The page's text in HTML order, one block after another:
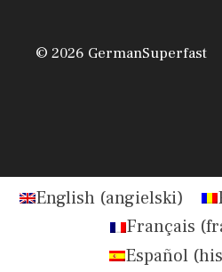
© 2026 GermanSuperfast
English (angielski)
Français (
Español(